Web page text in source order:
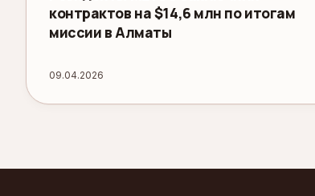
контрактов на $14,6 млн по итогам
миссии в Алматы
09.04.2026